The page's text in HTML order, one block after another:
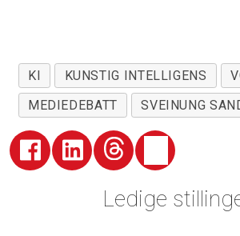
KI KUNSTIG INTELLIGENS
MEDIEDEBATT
SVEINUNG
Ledige